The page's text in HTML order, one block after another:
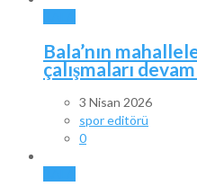
Bala’nın
çalışmaları
3 Nisan 2026
spor editörü
0